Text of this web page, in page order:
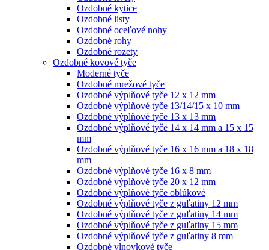
Ozdobné kytice
Ozdobné listy
Ozdobné oceľové nohy
Ozdobné rohy
Ozdobné rozety
Ozdobné kovové tyče
Moderné tyče
Ozdobné mrežové tyče
Ozdobné výplňové tyče 12 x 12 mm
Ozdobné výplňové tyče 13/14/15 x 10 mm
Ozdobné výplňové tyče 13 x 13 mm
Ozdobné výplňové tyče 14 x 14 mm a 15 x 15
mm
Ozdobné výplňové tyče 16 x 16 mm a 18 x 18
mm
Ozdobné výplňové tyče 16 x 8 mm
Ozdobné výplňové tyče 20 x 12 mm
Ozdobné výplňové tyče oblúkové
Ozdobné výplňové tyče z guľatiny 12 mm
Ozdobné výplňové tyče z guľatiny 14 mm
Ozdobné výplňové tyče z guľatiny 15 mm
Ozdobné výplňové tyče z guľatiny 8 mm
Ozdobné vlnovkové tyče